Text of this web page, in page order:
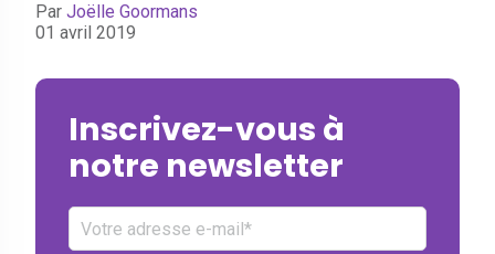
Par Joëlle Goormans
01 avril 2019
Inscrivez-vous à
notre newsletter